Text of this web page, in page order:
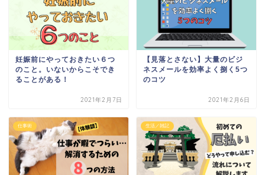
妊娠前にやっておきたい６つ
のこと。いないからこそでき
ることがある！
2021年2月7日
【見落とさない】大量のビジ
ネスメールを効率よく捌く5つ
のコツ
2021年2月6日
仕事術 生活／雑記